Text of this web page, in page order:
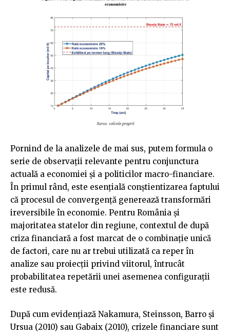
Pornind de la analizele de mai sus, putem formula o
serie de observații relevante pentru conjunctura
actuală a economiei și a politicilor macro-financiare.
În primul rând, este esențială conștientizarea faptului
că procesul de convergență generează transformări
ireversibile în economie. Pentru România și
majoritatea statelor din regiune, contextul de după
criza financiară a fost marcat de o combinație unică
de factori, care nu ar trebui utilizată ca reper în
analize sau proiecții privind viitorul, întrucât
probabilitatea repetării unei asemenea configurații
este redusă.
După cum evidențiază Nakamura, Steinsson, Barro și
Ursua (2010) sau Gabaix (2010), crizele financiare sunt